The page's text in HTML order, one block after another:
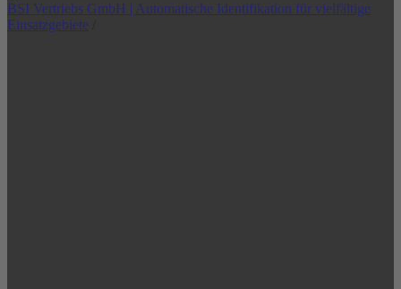
BSI Vertriebs GmbH | Automatische Identifikation für vielfältige
Einsatzgebiete